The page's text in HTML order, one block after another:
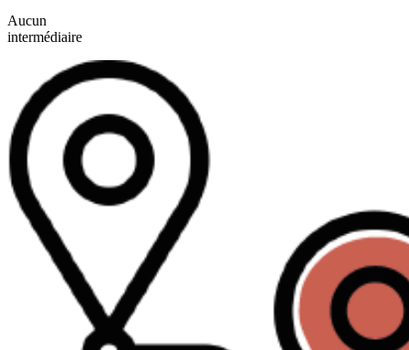
Aucun
intermédiaire